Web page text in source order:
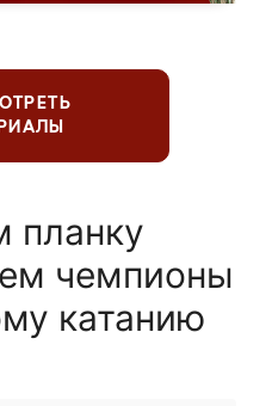
чемпионы
катанию